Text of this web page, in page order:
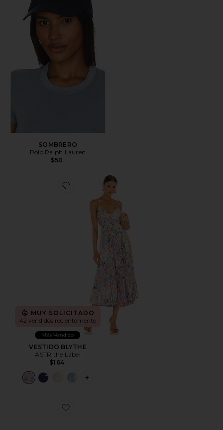
SOMBRERO
Polo Ralph Lauren
$50
Favorite VESTIDO BLYTHE
MUY SOLICITADO
42 vendidos recientemente
Más Vendido
VESTIDO BLYTHE
ASTR the Label
$164
PLUS ICON TO SEE MORE OPTIONS
Favorite ZAPATILLA DEPORTIVA CLOUD 6